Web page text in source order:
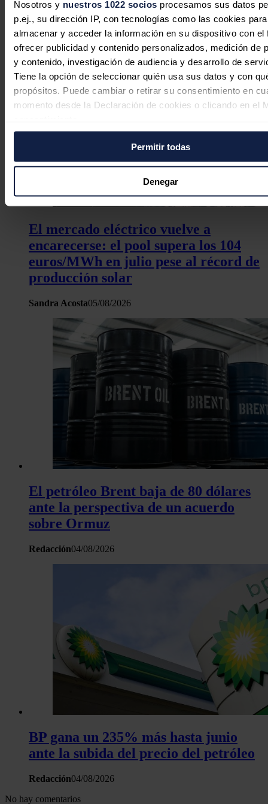
Nosotros y nuestros 1022 socios procesamos sus datos
p.ej., su dirección IP, con tecnologías como las cookies para
almacenar y acceder la información en su dispositivo con el
ofrecer publicidad y contenido personalizados, medición de
y contenido, investigación de audiencia y desarrollo de
Tiene la opción de seleccionar quién usa sus datos y con
propósitos. Puede cambiar o retirar su consentimiento en
momento desde la Declaración de cookies o clicando en el
Si lo permite, también quisiéramos:
Recopilar información sobre su ubicación geográfica
puede tener una precisión de varios metros
Identificar su dispositivo analizándolo activamente
características específicas (huellas digitales)
Obtenga más información sobre cómo se procesan sus
personales y establezca sus preferencias en la
sección de
Puede cambiar o retirar su consentimiento en cualquier
la Declaración de cookies.
tráfico. Además, compartimos información sobre el uso que
sitio web con nuestros partners de redes sociales,
análisis web, quienes pueden combinarla con otra
haya proporcionado o que hayan recopilado a partir del uso
hecho de sus servicios.
Permitir todas
Denegar
y rigor
Javier Colón
El mercado eléctrico vuelve a
encarecerse: el pool supera los 104
euros/MWh en julio pese al récord de
producción solar
Sandra Acosta05/08/2026
El petróleo Brent baja de 80 dólares
ante la perspectiva de un acuerdo
sobre Ormuz
Redacción04/08/2026
BP gana un 235% más hasta junio
ante la subida del precio del petróleo
Redacción04/08/2026
No hay comentarios